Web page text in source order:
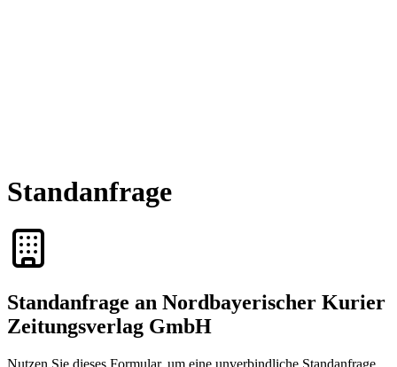
Standanfrage
Standanfrage an Nordbayerischer Kurier
Zeitungsverlag GmbH
Nutzen Sie dieses Formular, um eine unverbindliche Standanfrage